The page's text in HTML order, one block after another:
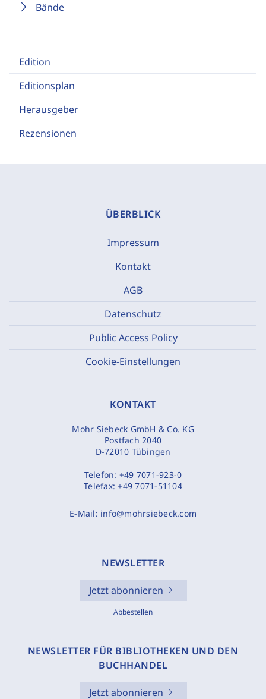
Edition
Editionsplan
Herausgeber
Rezensionen
Bände
ÜBERBLICK
Impressum
Kontakt
AGB
Datenschutz
Public Access Policy
Cookie-Einstellungen
KONTAKT
Mohr Siebeck GmbH & Co. KG
Postfach 2040
D-72010 Tübingen
Telefon: +49 7071-923-0
Telefax:+49 7071-51104
E-Mail: info@mohrsiebeck.com
NEWSLETTER
Jetzt abonnieren
Abbestellen
NEWSLETTER FÜR BIBLIOTHEKEN UND DEN
BUCHHANDEL
Jetzt abonnieren